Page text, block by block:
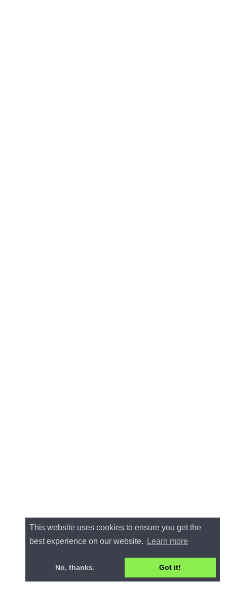
This website uses cookies to ensure you get the
best experience on our website.
Learn more
No, thanks. Got it!